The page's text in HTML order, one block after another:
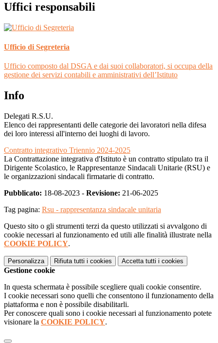
Uffici responsabili
Ufficio di Segreteria
Ufficio composto dal DSGA e dai suoi collaboratori, si occupa della
gestione dei servizi contabili e amministrativi dell’Istituto
Info
Delegati R.S.U.
Elenco dei rappresentanti delle categorie dei lavoratori nella difesa
dei loro interessi all'interno dei luoghi di lavoro.
Contratto integrativo Triennio 2024-2025
La Contrattazione integrativa d'Istituto è un contratto stipulato tra il
Dirigente Scolastico, le Rappresentanze Sindacali Unitarie (RSU) e
le organizzazioni sindacali firmatarie di contratto.
Pubblicato: 18-08-2023 - Revisione: 21-06-2025
Tag pagina: Rsu - rappresentanza sindacale unitaria
Questo sito o gli strumenti terzi da questo utilizzati si avvalgono di
cookie necessari al funzionamento ed utili alle finalità illustrate nella
COOKIE POLICY.
Personalizza Rifiuta tutti i cookies Accetta tutti i cookies
Gestione cookie
In questa schermata è possibile scegliere quali cookie consentire.
I cookie necessari sono quelli che consentono il funzionamento della
piattaforma e non è possibile disabilitarli.
Per conoscere quali sono i cookie necessari al funzionamento potete
visionare la COOKIE POLICY.